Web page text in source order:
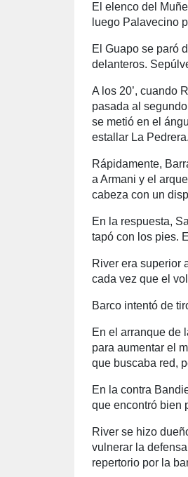
El elenco del
luego Palavecino
El Guapo se paró
delanteros.
A los 20’, cuando
pasada al
se metió en el
estallar La Pedrera.
Rápidamente,
a Armani y el
cabeza con un
En la respuesta,
tapó con los pies.
River era superior
cada vez que el
Barco intentó de
En el arranque de
para aumentar el
que buscaba red,
En la contra
que encontró bien
River se hizo
vulnerar la
repertorio por la